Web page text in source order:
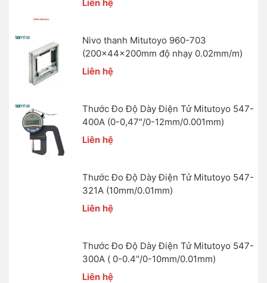
thiện nhất với những ưu điểm nổi trội như: Độ chính xác
cao, Dải đo rộng, Độ chia rất nhỏ, Bảo hành dài hạn. Với
những ưu điểm nổi trội đó và song song với việc thành lập 2
văn phòng tại Hà Nội và TP Hồ Chí Minh để ngày càng chăm
vàMitutoyo
nói chung ngày càng chiếm lĩnh thị trường thiết
bị và dụng cụ đo chính xác, và đã vươn lên hàng đầu trong
lĩnh vực chế tạo các công cụ, thiết bị đo - kiểm tra và luôn là
sự lựa chọn tin cậy hàng đầu của mọi người cũng như nhiều
Công ty TNHH Lâm Hà
phẩm chính hãng, chất lượng với giá tốt hơn so với giá thị
Liên hệ
Nivo thanh Mitutoyo 960-703
(200x44x200mm độ nhạy 0.02mm/m)
Liên hệ
Thước Đo Độ Dày Điện Tử Mitutoyo 547-
400A (0-0,47"/0-12mm/0.001mm)
Liên hệ
Thước Đo Độ Dày Điện Tử Mitutoyo 547-
321A (10mm/0.01mm)
Liên hệ
Thước Đo Độ Dày Điện Tử Mitutoyo 547-
300A ( 0-0.4''/0-10mm/0.01mm)
Liên hệ